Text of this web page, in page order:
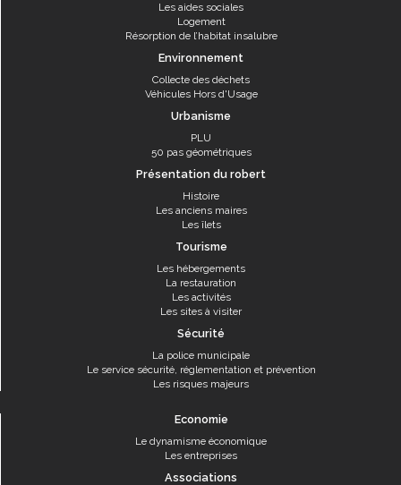
Les aides sociales
Logement
Résorption de l’habitat insalubre
Environnement
Collecte des déchets
Véhicules Hors d'Usage
Urbanisme
PLU
50 pas géométriques
Présentation du robert
Histoire
Les anciens maires
Les îlets
Tourisme
Les hébergements
La restauration
Les activités
Les sites à visiter
Sécurité
La police municipale
Le service sécurité, réglementation et prévention
Les risques majeurs
Economie
Le dynamisme économique
Les entreprises
Associations